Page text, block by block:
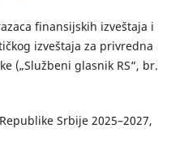
finansijskih izveštaja i
izveštaja za privredna
(„Službeni glasnik RS“, br.
Srbije 2025–2027,